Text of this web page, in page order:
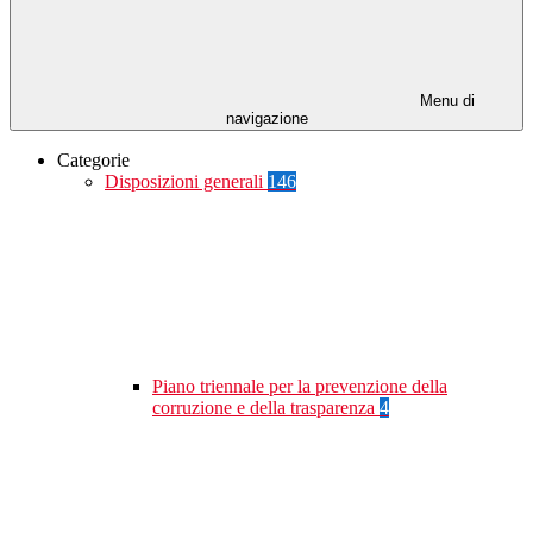
Menu di
navigazione
Categorie
Disposizioni generali 146
Piano triennale per la prevenzione della
corruzione e della trasparenza 4